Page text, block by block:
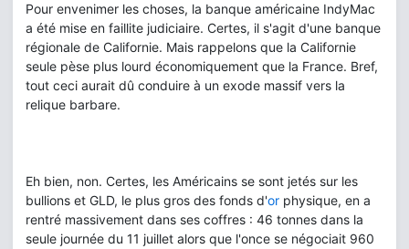
Pour envenimer les choses, la banque américaine IndyMac
a été mise en faillite judiciaire. Certes, il s'agit d'une banque
régionale de Californie. Mais rappelons que la Californie
seule pèse plus lourd économiquement que la France. Bref,
tout ceci aurait dû conduire à un exode massif vers la
relique barbare.
Eh bien, non. Certes, les Américains se sont jetés sur les
bullions et GLD, le plus gros des fonds d'or physique, en a
rentré massivement dans ses coffres : 46 tonnes dans la
seule journée du 11 juillet alors que l'once se négociait 960